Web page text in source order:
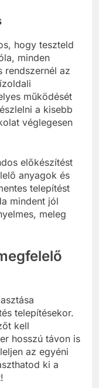
hogy teszteld
minden
rendszernél az
működését
a kisebb
véglegesen
előkészítést
anyagok és
telepítést
mindent jól
meleg
telepítésekor.
kell
hosszú távon is
az egyéni
ki a